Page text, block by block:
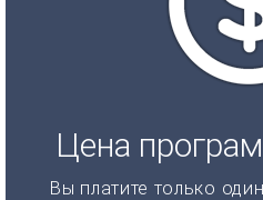
Цена
Вы платите только